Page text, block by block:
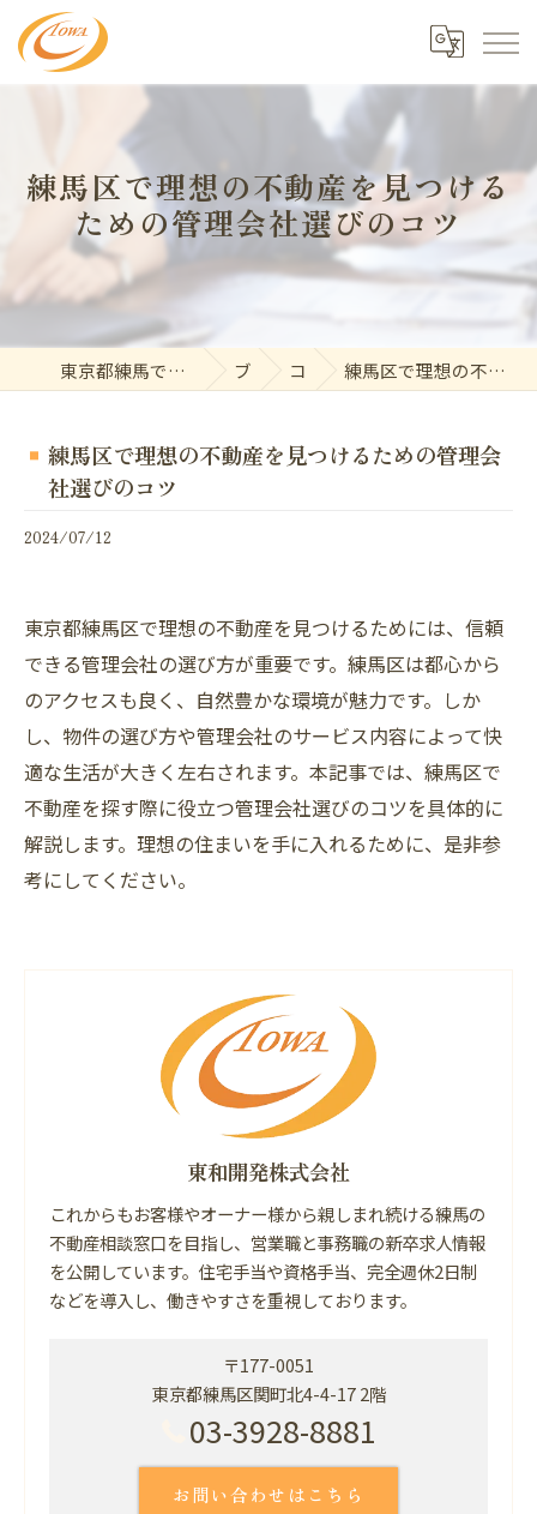
練馬区で理想の不動産を見つける
ための管理会社選びのコツ
東京都練馬で不動産の求人なら東和開発株式会社 ブログ コラム 練馬区で理想の不動産を見つけるための管理会社選びのコツ
練馬区で理想の不動産を見つけるための管理会
社選びのコツ
2024/07/12
東京都練馬区で理想の不動産を見つけるためには、信頼
できる管理会社の選び方が重要です。練馬区は都心から
のアクセスも良く、自然豊かな環境が魅力です。しか
し、物件の選び方や管理会社のサービス内容によって快
適な生活が大きく左右されます。本記事では、練馬区で
不動産を探す際に役立つ管理会社選びのコツを具体的に
解説します。理想の住まいを手に入れるために、是非参
考にしてください。
東和開発株式会社
これからもお客様やオーナー様から親しまれ続ける練馬の
不動産相談窓口を目指し、営業職と事務職の新卒求人情報
を公開しています。住宅手当や資格手当、完全週休2日制
などを導入し、働きやすさを重視しております。
〒177-0051
東京都練馬区関町北4-4-17 2階
03-3928-8881
お問い合わせはこちら